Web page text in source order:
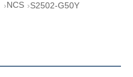
NCS S2502-G50Y